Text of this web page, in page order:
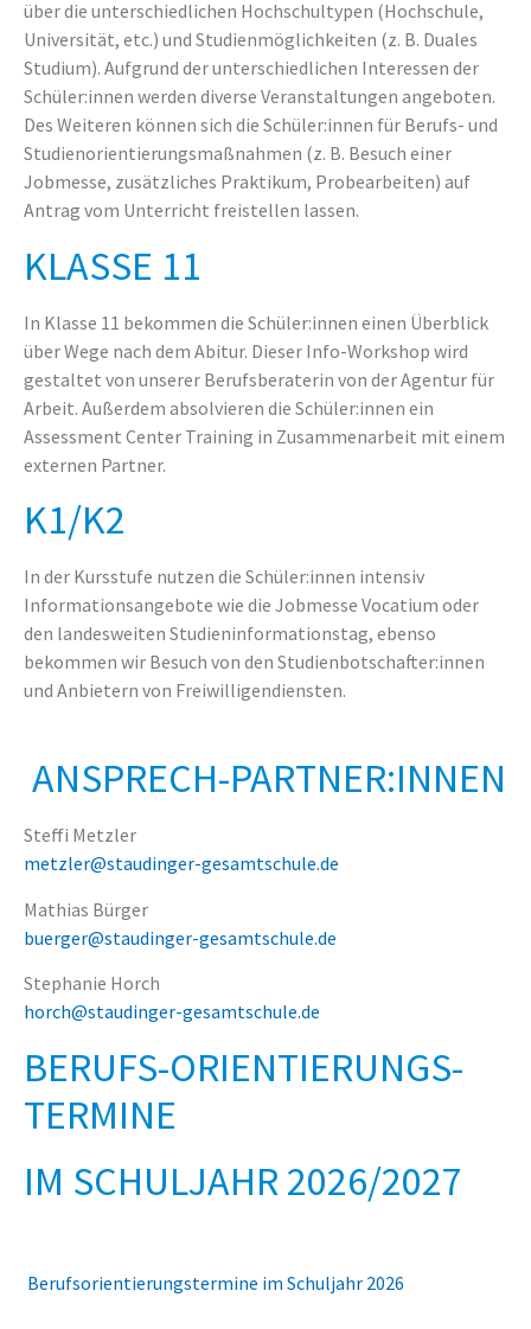
über die unterschiedlichen Hochschultypen (Hochschule,
Universität, etc.) und Studienmöglichkeiten (z. B. Duales
Studium). Aufgrund der unterschiedlichen Interessen der
Schüler:innen werden diverse Veranstaltungen angeboten.
Des Weiteren können sich die Schüler:innen für Berufs- und
Studienorientierungsmaßnahmen (z. B. Besuch einer
Jobmesse, zusätzliches Praktikum, Probearbeiten) auf
Antrag vom Unterricht freistellen lassen.
KLASSE 11
In Klasse 11 bekommen die Schüler:innen einen Überblick
über Wege nach dem Abitur. Dieser Info-Workshop wird
gestaltet von unserer Berufsberaterin von der Agentur für
Arbeit. Außerdem absolvieren die Schüler:innen ein
Assessment Center Training in Zusammenarbeit mit einem
externen Partner.
K1/K2
In der Kursstufe nutzen die Schüler:innen intensiv
Informationsangebote wie die Jobmesse Vocatium oder
den landesweiten Studieninformationstag, ebenso
bekommen wir Besuch von den Studienbotschafter:innen
und Anbietern von Freiwilligendiensten.
ANSPRECH-PARTNER:INNEN
Steffi Metzler
metzler@staudinger-gesamtschule.de
Mathias Bürger
buerger@staudinger-gesamtschule.de
Stephanie Horch
horch@staudinger-gesamtschule.de
BERUFS-ORIENTIERUNGS-
TERMINE
IM SCHULJAHR 2026/2027
Berufsorientierungstermine im Schuljahr 2026